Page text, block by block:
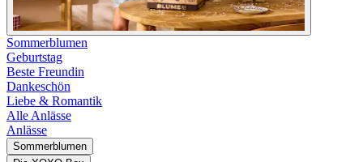
Sommerblumen
Geburtstag
Beste Freundin
Dankeschön
Liebe & Romantik
Alle Anlässe
Anlässe
Sommerblumen